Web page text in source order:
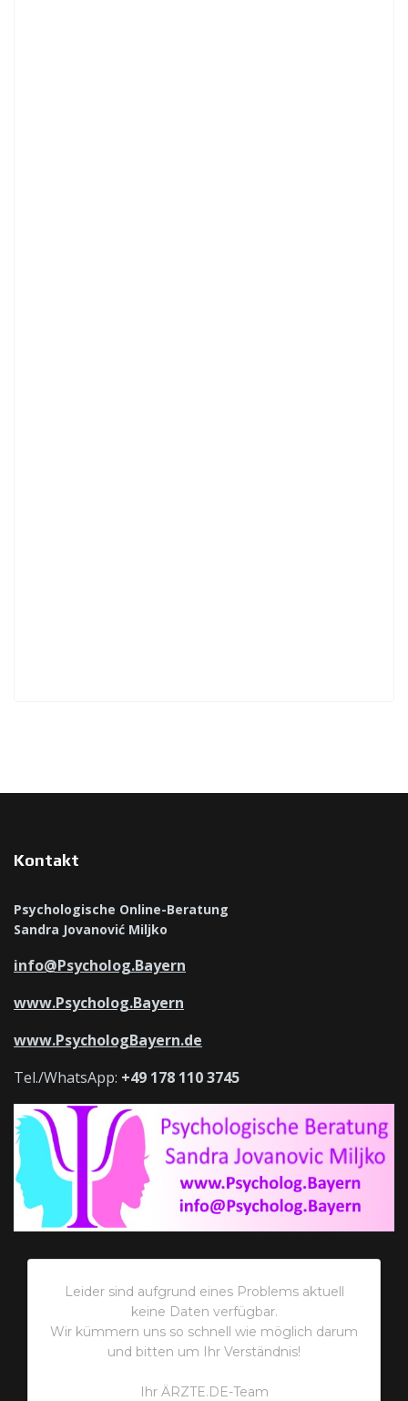
Kontakt
Psychologische Online-Beratung
Sandra Jovanović Miljko
info@Psycholog.Bayern
www.Psycholog.Bayern
www.PsychologBayern.de
Tel./WhatsApp: +49 178 110 3745
Leider sind aufgrund eines Problems aktuell
keine Daten verfügbar.
Wir kümmern uns so schnell wie möglich darum
und bitten um Ihr Verständnis!
Ihr ÄRZTE.DE-Team